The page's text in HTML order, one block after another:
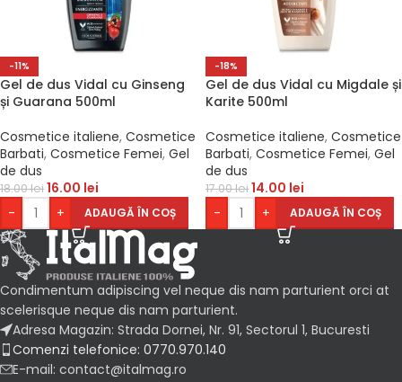
-11%
Gel de dus Vidal cu Ginseng
și Guarana 500ml
Cosmetice italiene, Cosmetice
Barbati, Cosmetice Femei, Gel
de dus
18.00lei16.00 lei
-
+ ADAUGĂ ÎN COȘ
-18%
Gel de dus Vidal cu Migdale și
Karite 500ml
Cosmetice italiene, Cosmetice
Barbati, Cosmetice Femei, Gel
de dus
17.00lei14.00 lei
-
+ ADAUGĂ ÎN COȘ
Condimentum adipiscing vel neque dis nam parturient orci at
scelerisque neque dis nam parturient.
Adresa Magazin: Strada Dornei, Nr. 91, Sectorul 1, Bucuresti
Comenzi telefonice: 0770.970.140
E-mail: contact@italmag.ro